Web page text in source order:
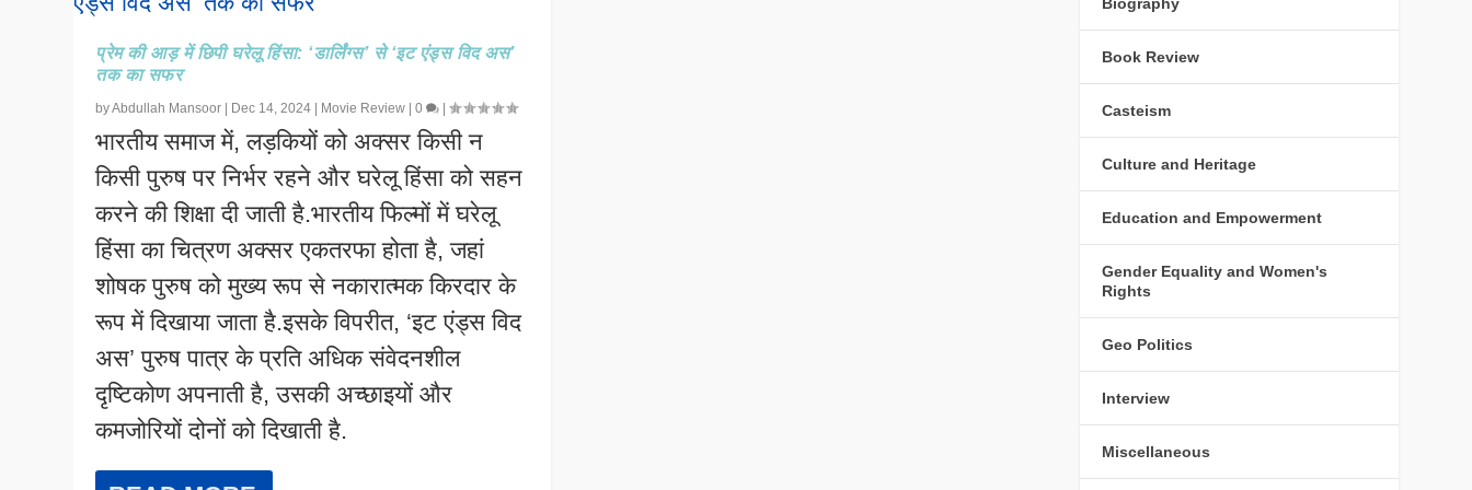
प्रेम की आड़ में छिपी घरेलू हिंसा: ‘डार्लिंग्स’ से ‘इट एंड्स विद अस’
तक का सफर
byAbdullah Mansoor Dec 14, 2024 Movie Review |0 |
भारतीय समाज में, लड़कियों को अक्सर किसी न
किसी पुरुष पर निर्भर रहने और घरेलू हिंसा को सहन
करने की शिक्षा दी जाती है.भारतीय फिल्मों में घरेलू
हिंसा का चित्रण अक्सर एकतरफा होता है, जहां
शोषक पुरुष को मुख्य रूप से नकारात्मक किरदार के
रूप में दिखाया जाता है.इसके विपरीत, ‘इट एंड्स विद
अस’ पुरुष पात्र के प्रति अधिक संवेदनशील
दृष्टिकोण अपनाती है, उसकी अच्छाइयों और
कमजोरियों दोनों को दिखाती है.
Book Review
Casteism
Culture and Heritage
Education and Empowerment
Gender Equality and Women's
Rights
Geo Politics
Interview
Miscellaneous